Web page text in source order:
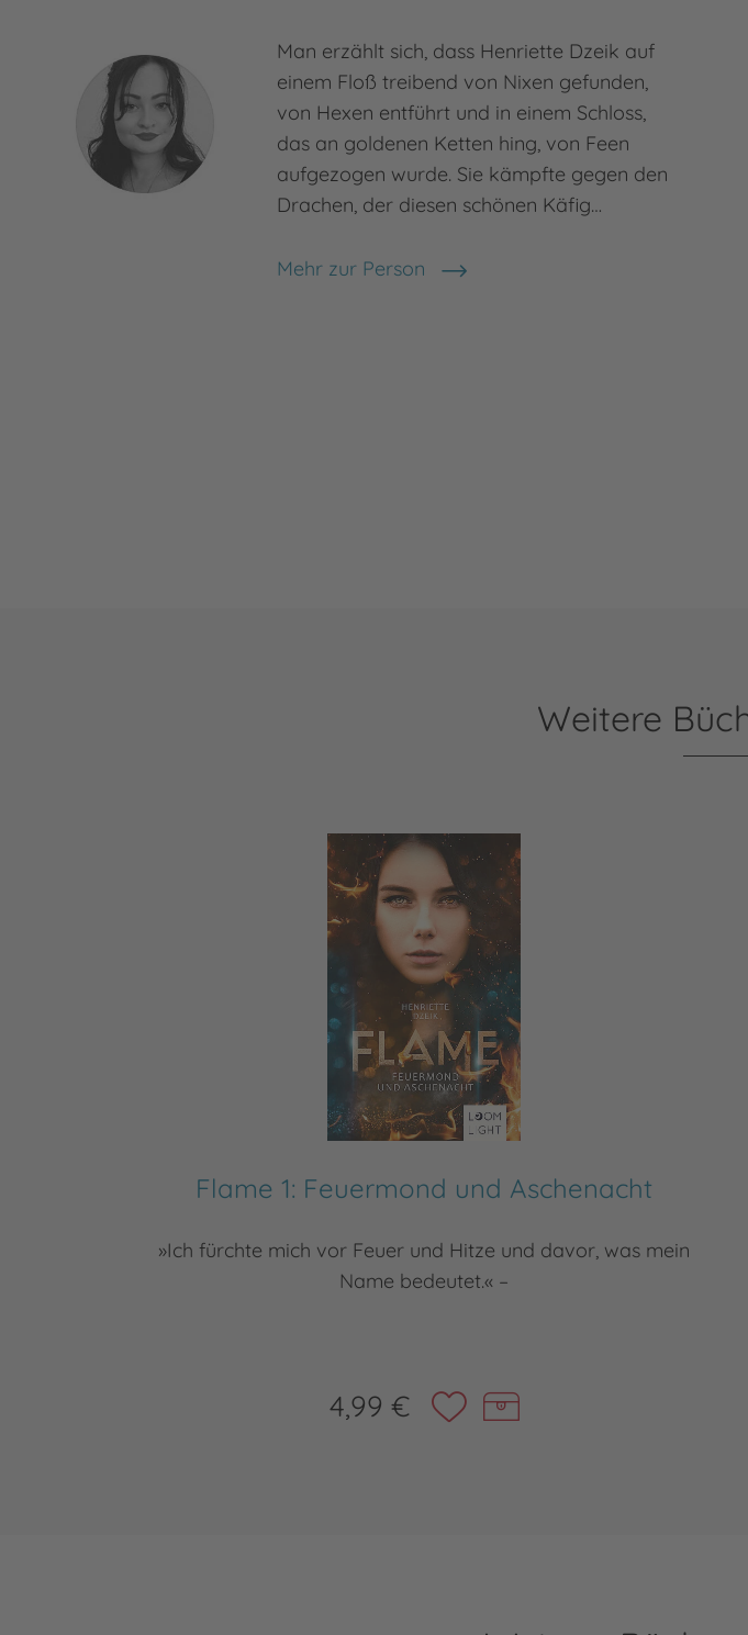
Man erzählt sich, dass Henriette Dzeik auf
einem Floß treibend von Nixen gefunden,
von Hexen entführt und in einem Schloss,
das an goldenen Ketten hing, von Feen
aufgezogen wurde. Sie kämpfte gegen den
Drachen, der diesen schönen Käfig…
Mehr zur Person
Henriette Dzeik
Weitere
Flame 1: Feuermond und Aschenacht
»Ich fürchte mich vor Feuer und Hitze und davor, was mein
Name bedeutet.« –
4,99 €